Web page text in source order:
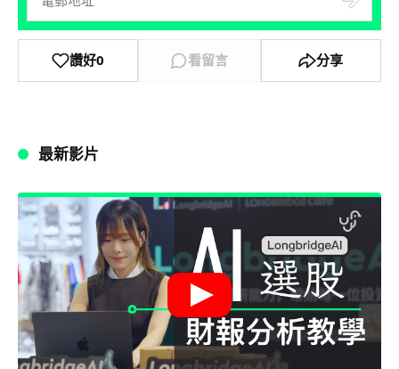
讚好0 看留言 分享
最新影片